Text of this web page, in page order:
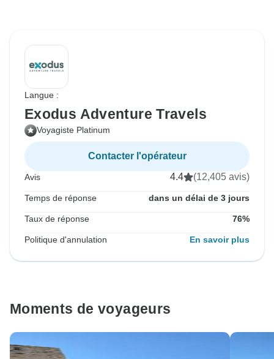
Langue :
Exodus Adventure Travels
Voyagiste Platinum
Contacter l'opérateur
Avis 4.4 (12,405 avis)
Temps de réponse dans un délai de 3 jours
Taux de réponse 76%
Politique d'annulation En savoir plus
Moments de voyageurs